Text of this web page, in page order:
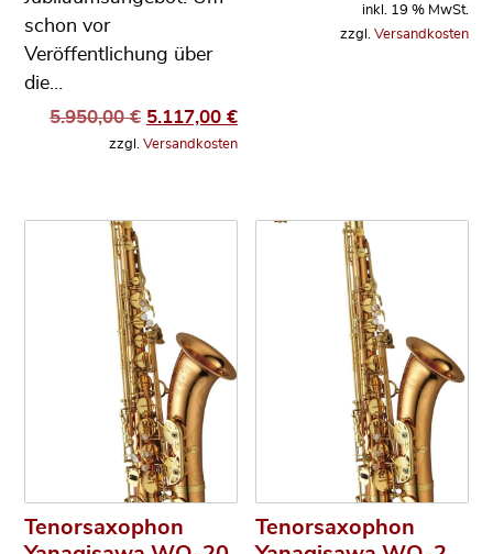
schon vor
Veröffentlichung über
die…
5.950,00€ Ursprünglicher Preis war: 5.950,00 €
5.117,00 €Aktueller Preis ist: 5.117,00 €.
zzgl. Versandkosten
inkl. 19 % MwSt.
zzgl. Versandkosten
Tenorsaxophon
Tenorsaxophon